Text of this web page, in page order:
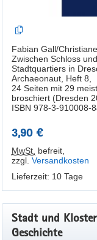
Fabian Gall/
Zwischen Schloss
Stadtquartiers in
Archaeonaut, Heft 8,
24 Seiten mit 29
broschiert (Dresden
ISBN 978-3-910008-
3,90 €
MwSt. befreit,
zzgl. Versandkosten
Lieferzeit: 10 Tage
Stadt und
Geschichte